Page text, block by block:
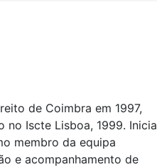
de Coimbra em 1997,
no Iscte Lisboa, 1999. Inicia
membro da equipa
e acompanhamento de